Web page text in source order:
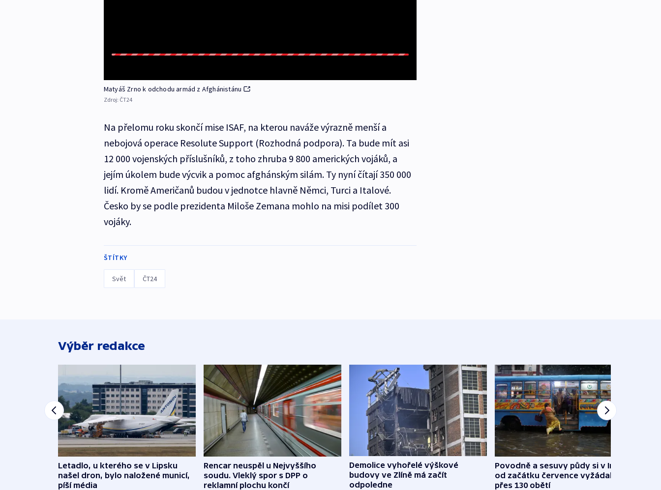
Matyáš Zrno k odchodu armád z Afghánistánu
Zdroj: ČT24
Na přelomu roku skončí mise ISAF, na kterou naváže výrazně menší a
nebojová operace Resolute Support (Rozhodná podpora). Ta bude mít asi
12 000 vojenských příslušníků, z toho zhruba 9 800 amerických vojáků, a
jejím úkolem bude výcvik a pomoc afghánským silám. Ty nyní čítají 350 000
lidí. Kromě Američanů budou v jednotce hlavně Němci, Turci a Italové.
Česko by se podle prezidenta Miloše Zemana mohlo na misi podílet 300
vojáky.
ŠTÍTKY
Svět ČT24
Výběr redakce
Letadlo, u kterého se v Lipsku
našel dron, bylo naložené municí,
píší média
Rencar neuspěl u Nejvyššího
soudu. Vleklý spor s DPP o
reklamní plochu končí
Demolice vyhořelé výškové
budovy ve Zlíně má začít
odpoledne
Povodně a sesuvy půdy si v Indii
od začátku července vyžádaly
přes 130 obětí